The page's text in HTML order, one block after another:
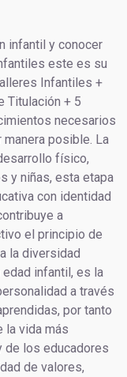
infantil y conocer
este es su
Infantiles +
Titulación + 5
necesarios
posible. La
físico,
y niñas, esta etapa
con identidad
a
el principio de
la diversidad
infantil, es la
a través
por tanto
la vida más
de los educadores
de valores,